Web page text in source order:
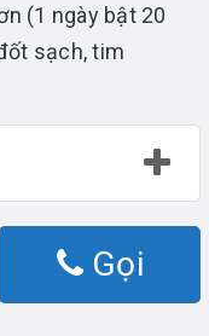
(1 ngày bật 20
sạch, tim
Gọi